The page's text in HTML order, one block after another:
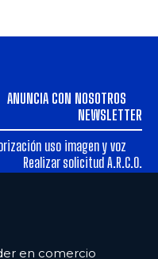
ANUNCIA CON NOSOTROS
NEWSLETTER
uso imagen y voz
Realizar solicitud A.R.C.O.
en comercio